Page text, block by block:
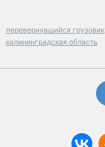
перевернувшийся грузовик
калининградская область